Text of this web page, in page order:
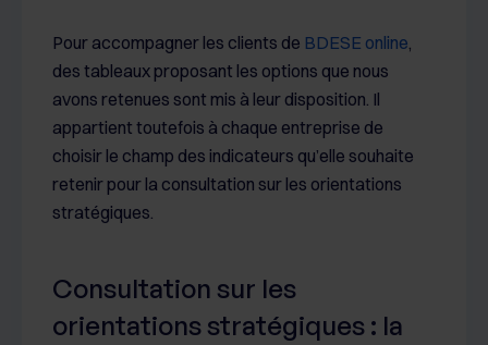
Pour accompagner les clients de BDESE online,
des tableaux proposant les options que nous
avons retenues sont mis à leur disposition. Il
appartient toutefois à chaque entreprise de
choisir le champ des indicateurs qu’elle souhaite
retenir pour la consultation sur les orientations
stratégiques.
Consultation sur les
orientations stratégiques : la